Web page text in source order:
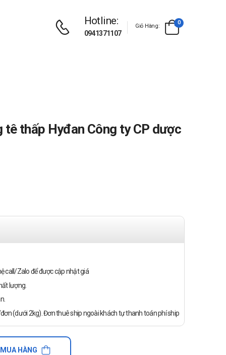
Hotline:
0941371107
Giỏ Hàng:
0
tê thấp Hyđan Công ty CP dược
call/Zalo để được cập nhật giá
lượng.
(dưới 2kg). Đơn thuê ship ngoài khách tự thanh toán phí ship
HÀNG